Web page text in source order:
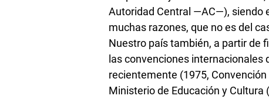
Autoridad Central —AC—), siendo
muchas razones, que no es del
Nuestro país también, a partir de
las convenciones internacionales
recientemente (1975,
Ministerio de Educación y